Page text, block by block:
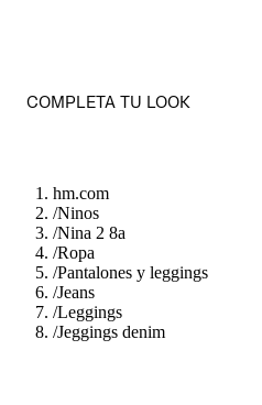
COMPLETA TU LOOK
hm.com
/Ninos
/Nina 2 8a
/Ropa
/Pantalones y leggings
/Jeans
/Leggings
/Jeggings denim